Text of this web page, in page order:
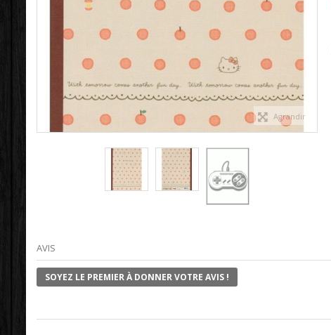
Agrandir
AVIS
SOYEZ LE PREMIER À DONNER VOTRE AVIS !